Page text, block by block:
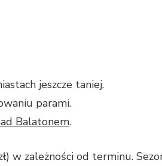
jeszcze taniej.
parami.
Balatonem.
w zależności od terminu.